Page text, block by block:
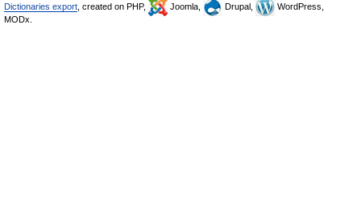
Dictionaries export , created on PHP, Joomla, Drupal,
WordPress,
MODx.